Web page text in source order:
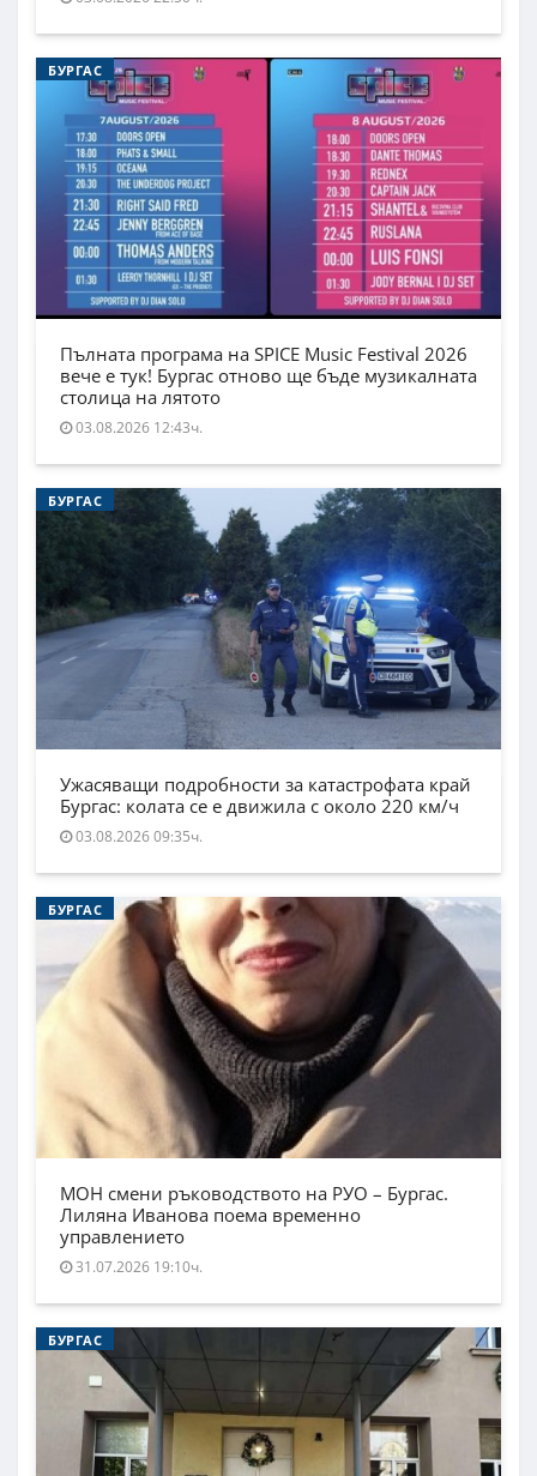
БУРГАС
Пълната програма на SPICE Music Festival 2026
вече е тук! Бургас отново ще бъде музикалната
столица на лятото
03.08.2026 12:43ч.
БУРГАС
Ужасяващи подробности за катастрофата край
Бургас: колата се е движила с около 220 км/ч
03.08.2026 09:35ч.
БУРГАС
МОН смени ръководството на РУО – Бургас.
Лиляна Иванова поема временно
управлението
31.07.2026 19:10ч.
БУРГАС